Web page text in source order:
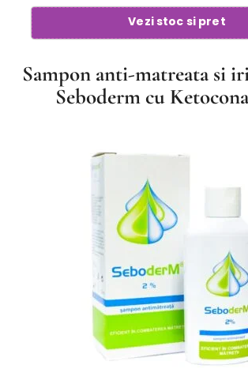
Vezi stoc si pret
Sampon anti-matreata si
Seboderm cu